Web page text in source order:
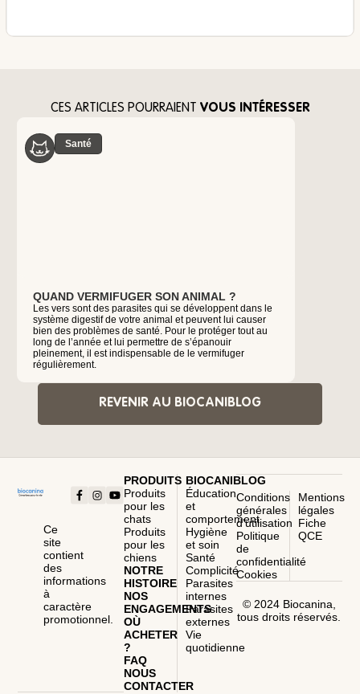
CES ARTICLES POURRAIENT VOUS INTÉRESSER
Santé
QUAND VERMIFUGER SON ANIMAL ?
Les vers sont des parasites qui se développent dans le
système digestif de votre animal et peuvent lui causer
bien des problèmes de santé. Pour le protéger tout au
long de l’année et lui permettre de s’épanouir
pleinement, il est indispensable de le vermifuger
régulièrement.
REVENIR AU BIOCANIBLOG
Ce
site
contient
des
informations
à
caractère
promotionnel.
PRODUITS
Produits
pour les
chats
Produits
pour les
chiens
NOTRE
HISTOIRE
NOS
ENGAGEMENTS
OÙ
ACHETER
?
FAQ
NOUS
CONTACTER
BIOCANIBLOG
Éducation
et
comportement
Hygiène
et soin
Santé
Complicité
Parasites
internes
Parasites
externes
Vie
quotidienne
Conditions
générales
d’utilisation
Politique
de
confidentialité
Cookies
Mentions
légales
Fiche
QCE
© 2024 Biocanina,
tous droits réservés.